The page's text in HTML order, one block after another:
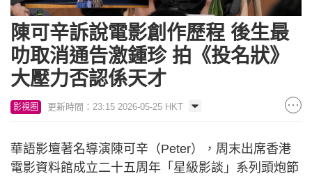
陳可辛訴說電影創作歷程 後生最
叻取消通告激鍾珍 拍《投名狀》
大壓力否認係天才
影視圈 更新時間：23:15 2026-05-25 HKT
華語影壇著名導演陳可辛（Peter），周末出席香港
電影資料館成立二十五周年「星級影談」系列頭炮節